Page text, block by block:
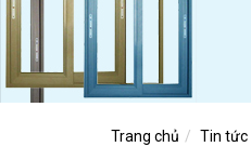
Trang chủ Tin tức